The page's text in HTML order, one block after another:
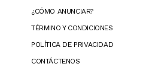
¿CÓMO ANUNCIAR?
TÉRMINO Y CONDICIONES
POLÍTICA DE PRIVACIDAD
CONTÁCTENOS